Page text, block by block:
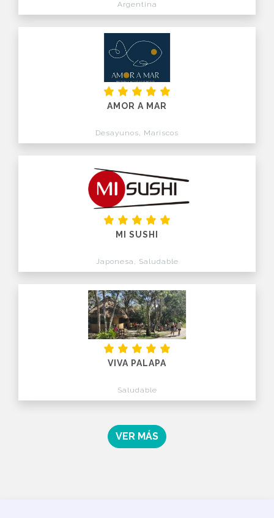
Argentina
AMOR A MAR
Desayunos, Mariscos
MI SUSHI
Japonesa, Saludable
VIVA PALAPA
Saludable
VER MÁS